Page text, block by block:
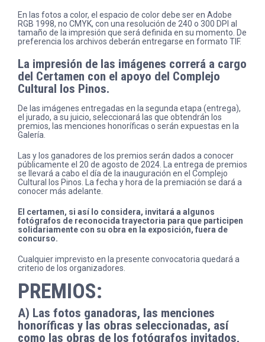
En las fotos a color, el espacio de color debe ser en Adobe
RGB 1998, no CMYK, con una resolución de 240 o 300 DPI al
tamaño de la impresión que será definida en su momento. De
preferencia los archivos deberán entregarse en formato TIF.
La impresión de las imágenes correrá a cargo
del Certamen con el apoyo del Complejo
Cultural los Pinos.
De las imágenes entregadas en la segunda etapa (entrega),
el jurado, a su juicio, seleccionará las que obtendrán los
premios, las menciones honoríficas o serán expuestas en la
Galería.
Las y los ganadores de los premios serán dados a conocer
públicamente el 20 de agosto de 2024. La entrega de premios
se llevará a cabo el día de la inauguración en el Complejo
Cultural los Pinos. La fecha y hora de la premiación se dará a
conocer más adelante.
El certamen, si así lo considera, invitará a algunos
fotógrafos de reconocida trayectoria para que participen
solidariamente con su obra en la exposición, fuera de
concurso.
Cualquier imprevisto en la presente convocatoria quedará a
criterio de los organizadores.
PREMIOS:
A) Las fotos ganadoras, las menciones
honoríficas y las obras seleccionadas, así
como las obras de los fotógrafos invitados,